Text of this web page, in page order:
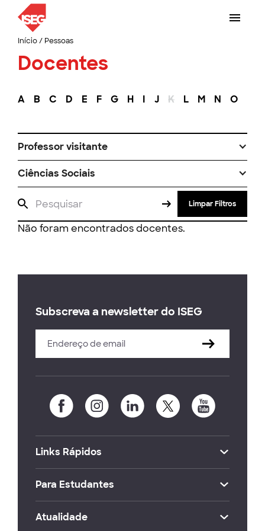
Início/ Pessoas
Docentes
A B C D E F G H I J K L M N O
Professor visitante
Ciências Sociais
Limpar Filtros
Não foram encontrados docentes.
Subscreva a newsletter do ISEG
Links Rápidos
Para Estudantes
Atualidade